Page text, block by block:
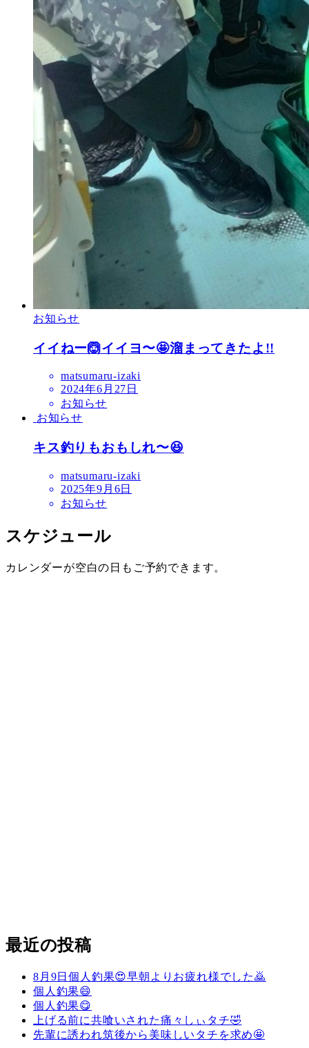
お知らせ
イイねー🙆イイヨ〜🤩溜まってきたよ!!
matsumaru-izaki
2024年6月27日
お知らせ
お知らせ
キス釣りもおもしれ〜😆
matsumaru-izaki
2025年9月6日
お知らせ
スケジュール
カレンダーが空白の日もご予約できます。
最近の投稿
8月9日個人釣果😍早朝よりお疲れ様でした🙇
個人釣果😄
個人釣果😋
上げる前に共喰いされた痛々しぃタチ🤣
先輩に誘われ筑後から美味しいタチを求め🤩